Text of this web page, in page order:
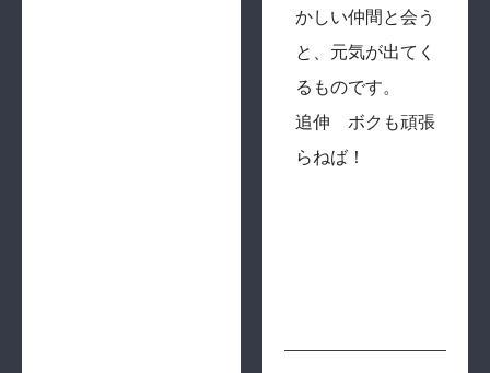
かしい仲間と会う
と、元気が出てく
るものです。
追伸 ボクも頑張
らねば！